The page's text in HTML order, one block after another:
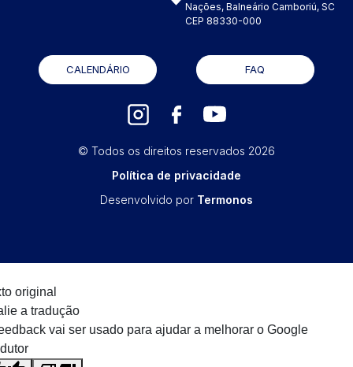
Nações, Balneário Camboriú, SC
CEP 88330-000
CALENDÁRIO FAQ
© Todos os direitos reservados 2026
Política de privacidade
Desenvolvido por Termonos
original
a tradução
vai ser usado para ajudar a melhorar o Google